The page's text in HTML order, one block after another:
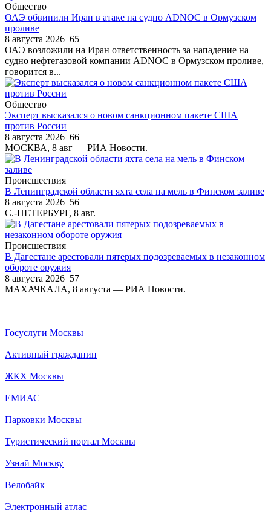
Общество
ОАЭ обвинили Иран в атаке на судно ADNOC в Ормузском
проливе
8 августа 2026 65
ОАЭ возложили на Иран ответственность за нападение на
судно нефтегазовой компании ADNOC в Ормузском проливе,
говорится в...
Общество
Эксперт высказался о новом санкционном пакете США
против России
8 августа 2026 66
МОСКВА, 8 авг — РИА Новости.
Происшествия
В Ленинградской области яхта села на мель в Финском заливе
8 августа 2026 56
С.-ПЕТЕРБУРГ, 8 авг.
Происшествия
В Дагестане арестовали пятерых подозреваемых в незаконном
обороте оружия
8 августа 2026 57
МАХАЧКАЛА, 8 августа — РИА Новости.
Госуслуги Москвы
Активный гражданин
ЖКХ Москвы
ЕМИАС
Парковки Москвы
Туристический портал Москвы
Узнай Москву
Велобайк
Электронный атлас